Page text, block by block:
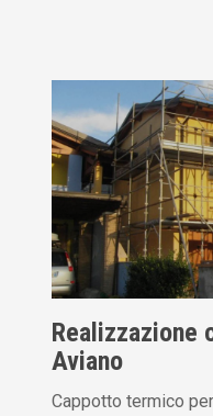
Realizzazione
Aviano
Cappotto termico